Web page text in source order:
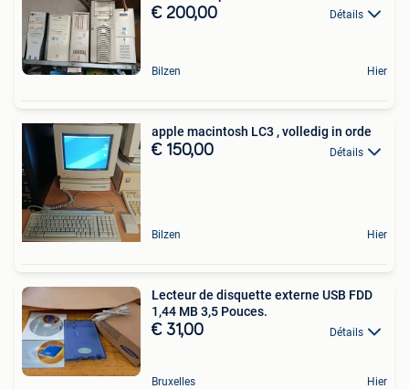
€ 200,00 Détails
Bilzen Hier
apple macintosh LC3 , volledig in orde
€ 150,00 Détails
Bilzen Hier
Lecteur de disquette externe USB FDD
1,44 MB 3,5 Pouces.
€ 31,00 Détails
Bruxelles Hier